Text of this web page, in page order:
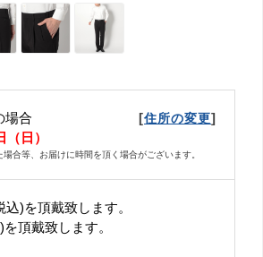
場合 [住所の変更]
日）
合等、お届けに時間を頂く場合がございます。
込)を頂戴致します。
頂戴致します。